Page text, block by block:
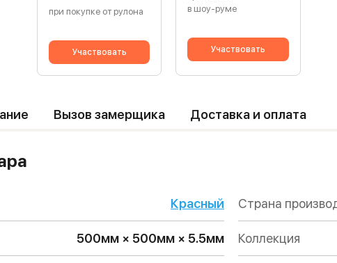
при покупке от рулона
Участвовать
в шоу-руме
Участвовать
Вызов замерщика Доставка и оплата
Красный Страна
500мм × 500мм × 5.5мм Коллекция